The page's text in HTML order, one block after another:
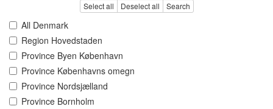
Select all Deselect all Search
All Denmark
Region Hovedstaden
Province Byen København
Province Københavns omegn
Province Nordsjælland
Province Bornholm